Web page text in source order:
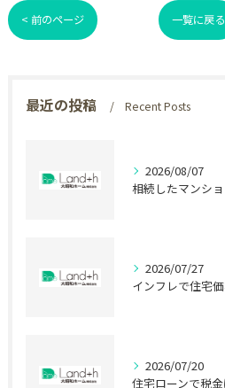
< 前のページ 一覧に戻る
最近の投稿 Recent Posts
2026/08/07
2026/07/27
2026/07/20